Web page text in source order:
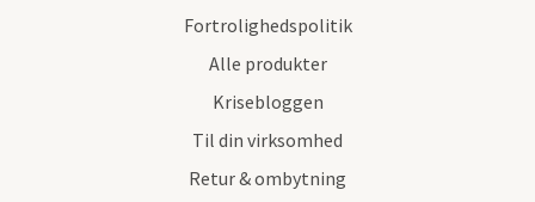
Fortrolighedspolitik
Alle produkter
Krisebloggen
Til din virksomhed
Retur & ombytning